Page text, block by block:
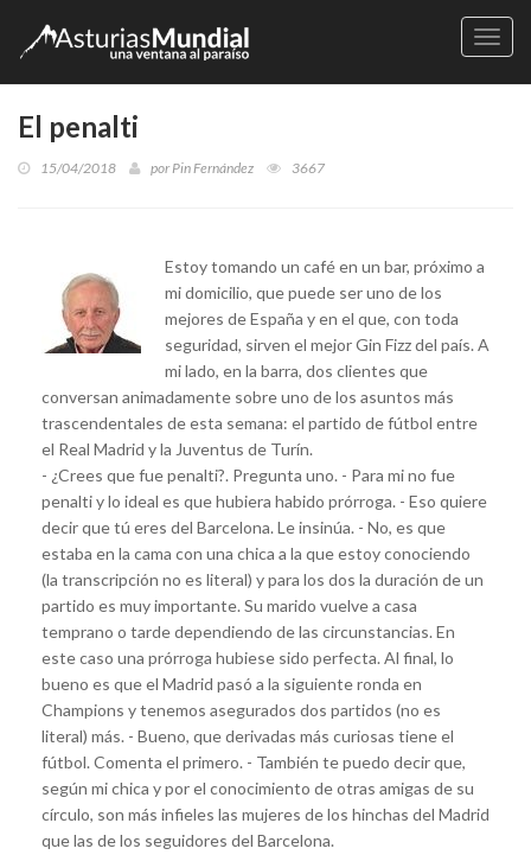
El penalti
15/04/2018 porPin Fernández 3667
Estoy tomando un café en un bar, próximo a
mi domicilio, que puede ser uno de los
mejores de España y en el que, con toda
seguridad, sirven el mejor Gin Fizz del país. A
mi lado, en la barra, dos clientes que
conversan animadamente sobre uno de los asuntos más
trascendentales de esta semana: el partido de fútbol entre
el Real Madrid y la Juventus de Turín.
- ¿Crees que fue penalti?. Pregunta uno. - Para mi no fue
penalti y lo ideal es que hubiera habido prórroga. - Eso quiere
decir que tú eres del Barcelona. Le insinúa. - No, es que
estaba en la cama con una chica a la que estoy conociendo
(la transcripción no es literal) y para los dos la duración de un
partido es muy importante. Su marido vuelve a casa
temprano o tarde dependiendo de las circunstancias. En
este caso una prórroga hubiese sido perfecta. Al final, lo
bueno es que el Madrid pasó a la siguiente ronda en
Champions y tenemos asegurados dos partidos (no es
literal) más. - Bueno, que derivadas más curiosas tiene el
fútbol. Comenta el primero. - También te puedo decir que,
según mi chica y por el conocimiento de otras amigas de su
círculo, son más infieles las mujeres de los hinchas del Madrid
que las de los seguidores del Barcelona.